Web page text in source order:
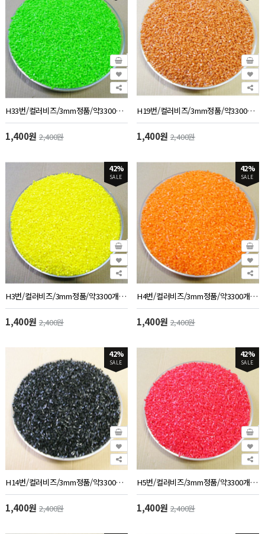
H33번/컬러비즈/3mm정품/약3300개/50g/연두색
1,400원 2,400원
H19번/컬러비즈/3mm정품/약3300개/50g/브라운색
1,400원2,400원
42%
SALE
H3번/컬러비즈/3mm정품/약3300개/50g/노랑색
1,400원 2,400원
42%
SALE
H4번/컬러비즈/3mm정품/약3300개/50g/오렌지색
1,400원2,400원
42%
SALE
H14번/컬러비즈/3mm정품/약3300개/50g/검정색
1,400원 2,400원
42%
SALE
H5번/컬러비즈/3mm정품/약3300개/50g/빨강색
1,400원2,400원